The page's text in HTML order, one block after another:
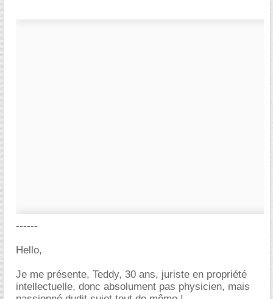
------
Hello,
Je me présente, Teddy, 30 ans, juriste en propriété
intellectuelle, donc absolument pas physicien, mais